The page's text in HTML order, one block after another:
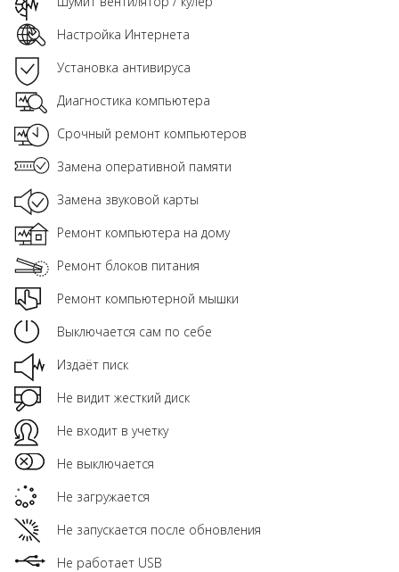
Настройка Интернета
Установка антивируса
Диагностика компьютера
Срочный ремонт компьютеров
Замена оперативной памяти
Замена звуковой карты
Ремонт компьютера на дому
Ремонт блоков питания
Ремонт компьютерной мышки
Выключается сам по себе
Издаёт писк
Не видит жесткий диск
Не входит в учетку
Не выключается
Не загружается
Не запускается после обновления
Не работает USB